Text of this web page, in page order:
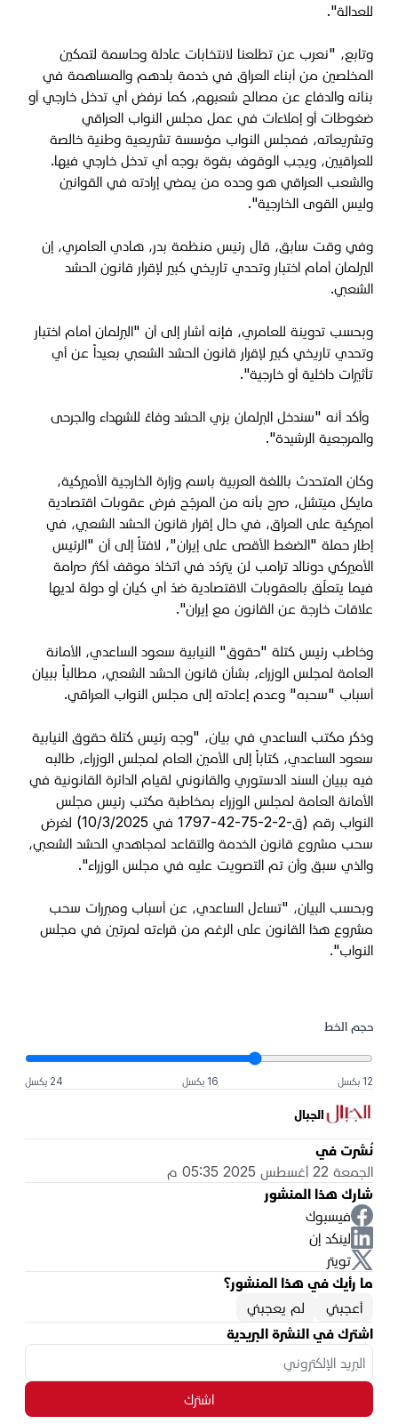
للعدالة".
وتابع، "نعرب عن تطلعنا لانتخابات عادلة وحاسمة لتمكين
المخلصين من أبناء العراق في خدمة بلدهم والمساهمة في
بنائه والدفاع عن مصالح شعبهم، كما نرفض أي تدخل خارجي أو
ضغوطات أو إملاءات في عمل مجلس النواب العراقي
وتشريعاته، فمجلس النواب مؤسسة تشريعية وطنية خالصة
للعراقيين، ويجب الوقوف بقوة بوجه أي تدخل خارجي فيها.
والشعب العراقي هو وحده من يمضي إرادته في القوانين
وليس القوى الخارجية".
وفي وقت سابق، قال رئيس منظمة بدر، هادي العامري، إن
البرلمان أمام اختبار وتحدي تاريخي كبير لإقرار قانون الحشد
الشعبي.
وبحسب تدوينة للعامري، فإنه أشار إلى أن "البرلمان أمام اختبار
وتحدي تاريخي كبير لإقرار قانون الحشد الشعبي بعيداً عن أي
تأثيرات داخلية أو خارجية".
وأكد أنه "سندخل البرلمان بزي الحشد وفاءً للشهداء والجرحى
والمرجعية الرشيدة".
وكان المتحدث باللغة العربية باسم وزارة الخارجية الأميركية،
مايكل ميتشل، صرح بأنه من المرجّح فرض عقوبات اقتصادية
أميركية على العراق، في حال إقرار قانون الحشد الشعبي، في
إطار حملة "الضغط الأقصى على إيران"، لافتاً إلى أن "الرئيس
الأميركي دونالد ترامب لن يتردّد في اتخاذ موقف أكثر صرامة
فيما يتعلّق بالعقوبات الاقتصادية ضدّ أي كيان أو دولة لديها
علاقات خارجة عن القانون مع إيران".
وخاطب رئيس كتلة "حقوق" النيابية سعود الساعدي، الأمانة
العامة لمجلس الوزراء، بشأن قانون الحشد الشعبي، مطالباً ببيان
أسباب "سحبه" وعدم إعادته إلى مجلس النواب العراقي.
وذكر مكتب الساعدي في بيان، "وجه رئيس كتلة حقوق النيابية
سعود الساعدي، كتاباً إلى الأمين العام لمجلس الوزراء، طالبه
فيه ببيان السند الدستوري والقانوني لقيام الدائرة القانونية في
الأمانة العامة لمجلس الوزراء بمخاطبة مكتب رئيس مجلس
النواب رقم (ق-2-2-75-42-1797 في 10/3/2025) لغرض
سحب مشروع قانون الخدمة والتقاعد لمجاهدي الحشد الشعبي،
والذي سبق وأن تم التصويت عليه في مجلس الوزراء".
وبحسب البيان، "تساءل الساعدي، عن أسباب ومبررات سحب
مشروع هذا القانون على الرغم من قراءته لمرتين في مجلس
النواب".
حجم الخط
12 بكسل 16 بكسل 24 بكسل
الجبال
نُشرت في
الجمعة 22 أغسطس 2025 05:35 م
شارك هذا المنشور
فيسبوك
لينكد إن
تويتر
ما رأيك في هذا المنشور؟
أعجبني
لم يعجبني
اشترك في النشرة البريدية
اشترك